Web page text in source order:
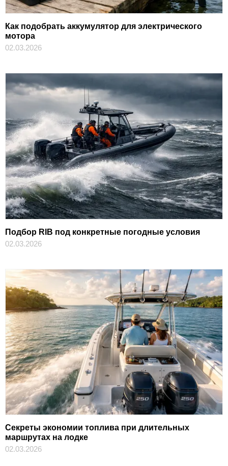
Как подобрать аккумулятор для электрического
мотора
02.03.2026
Подбор RIB под конкретные погодные условия
02.03.2026
Секреты экономии топлива при длительных
маршрутах на лодке
02.03.2026